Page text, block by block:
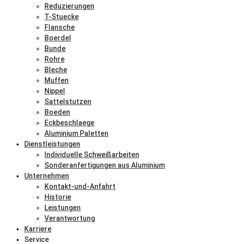
Reduzierungen
T-Stuecke
Flansche
Boerdel
Bunde
Rohre
Bleche
Muffen
Nippel
Sattelstutzen
Boeden
Eckbeschlaege
Aluminium Paletten
Dienstleistungen
Individuelle Schweißarbeiten
Sonderanfertigungen aus Aluminium
Unternehmen
Kontakt-und-Anfahrt
Historie
Leistungen
Verantwortung
Karriere
Service